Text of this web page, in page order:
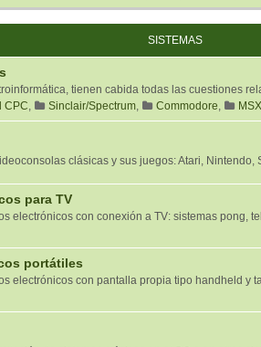
SISTEMAS
tienen cabida todas las cuestiones
CPC, Sinclair/Spectrum, Commodore, MSX
clásicas y sus juegos: Atari, Nintendo,
para TV
electrónicos con conexión a TV: sistemas pong,
portátiles
electrónicos con pantalla propia tipo handheld y